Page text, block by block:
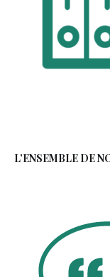
L’ENSEMBLE DE